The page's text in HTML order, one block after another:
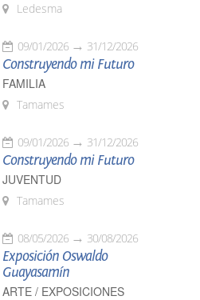
Ledesma
09/01/2026 31/12/2026
Construyendo mi Futuro
FAMILIA
Tamames
09/01/2026 31/12/2026
Construyendo mi Futuro
JUVENTUD
Tamames
08/05/2026 30/08/2026
Exposición Oswaldo
Guayasamín
ARTE / EXPOSICIONES